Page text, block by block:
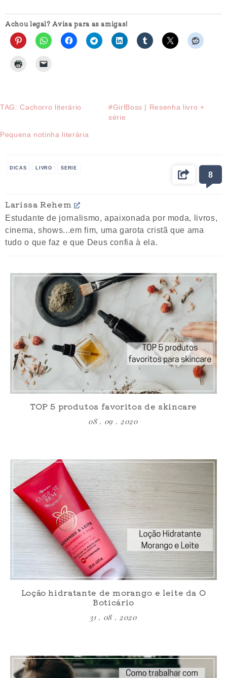
Achou legal? Avisa para as amigas!
TAG: Cachorro literário
#GirlBoss | Resenha livro +
série
Pequena notinha literária
DICAS LIVRO SERIE
8
Larissa Rehem
Estudante de jornalismo, apaixonada por moda, livros,
cinema, shows...em fim, uma garota cristã que ama
tudo o que faz e que Deus confia à ela.
TOP 5 produtos favoritos de skincare
08 . 09 . 2020
Loção hidratante de morango e leite da O
Boticário
31 . 08 . 2020